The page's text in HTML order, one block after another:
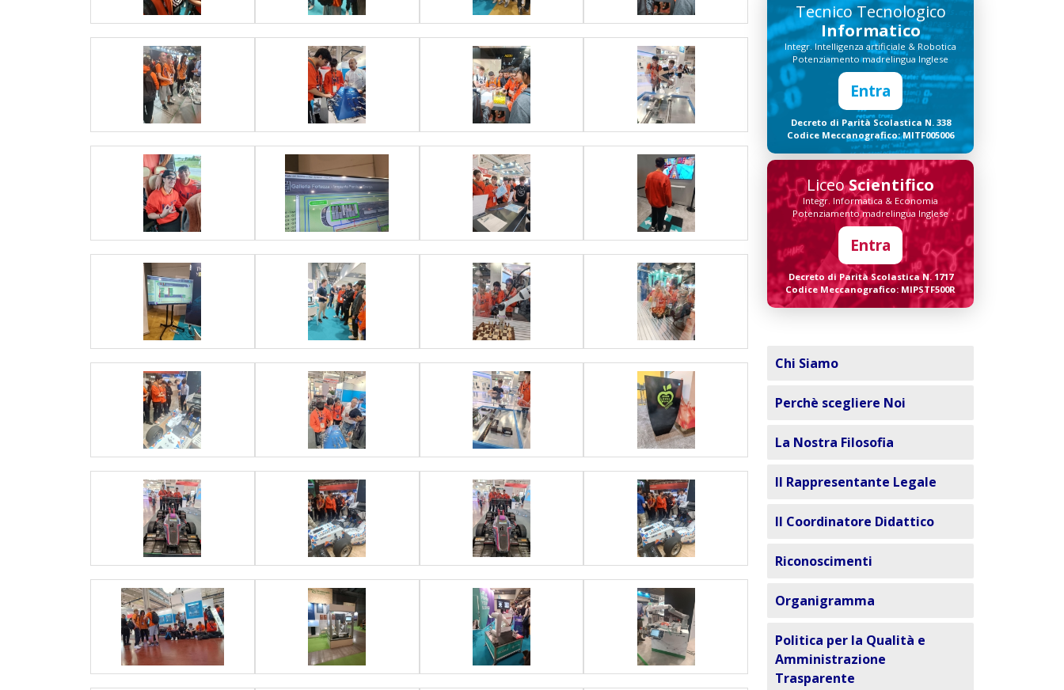
Tecnico Tecnologico
Informatico
Integr. Intelligenza artificiale & Robotica
Potenziamento madrelingua Inglese
Entra
Decreto di Parità Scolastica N. 338
Codice Meccanografico: MITF005006
LiceoScientifico
Integr. Informatica & Economia
Potenziamento madrelingua Inglese
Entra
Decreto di Parità Scolastica N. 1717
Codice Meccanografico: MIPSTF500R
Chi Siamo
Perchè scegliere Noi
La Nostra Filosofia
Il Rappresentante Legale
Il Coordinatore Didattico
Riconoscimenti
Organigramma
Politica per la Qualità e
Amministrazione
Trasparente